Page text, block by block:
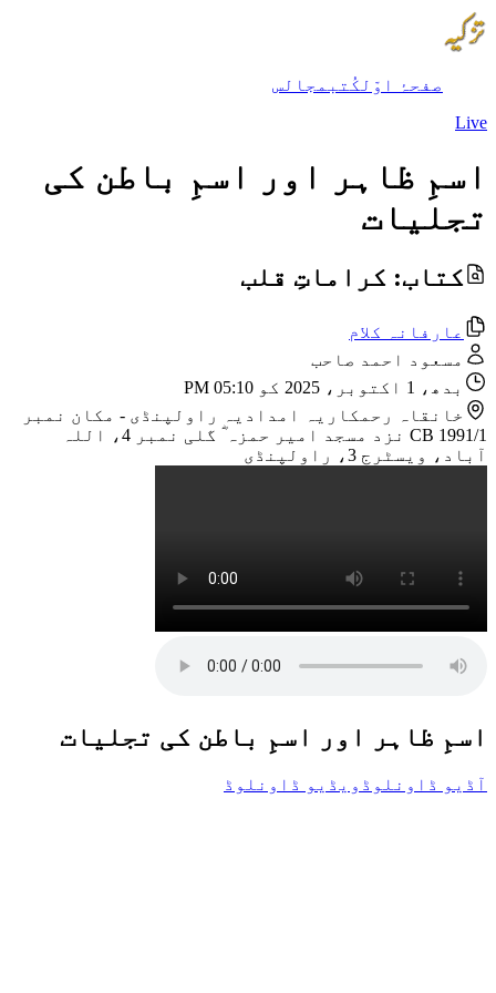
صفحۂ اوّل کُتب مجالس
Live
اسمِ ظاہر اور اسمِ باطن کی
تجلیات
کتاب: کراماتِ قلب
عارفانہ کلام
مسعود احمد صاحب
بدھ، 1 اکتوبر، 2025 کو 05:10 PM
خانقاہ رحمکاریہ امدادیہ راولپنڈی - مکان نمبر
CB 1991/1 نزد مسجد امیر حمزہ ؓ گلی نمبر 4، اللہ
آباد، ویسٹرج 3، راولپنڈی
اسمِ ظاہر اور اسمِ باطن کی تجلیات
آڈیو ڈاونلوڈ ویڈیو ڈاونلوڈ